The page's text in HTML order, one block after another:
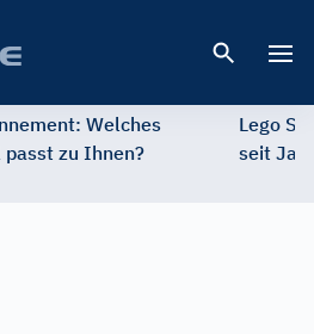
Welches
zu Ihnen?
Lego
seit